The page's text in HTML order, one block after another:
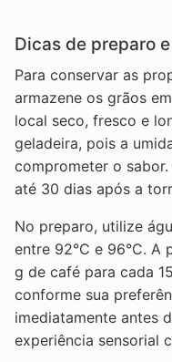
Dicas de preparo
Para conservar as
armazene os grãos
local seco, fresco e
geladeira, pois a
comprometer o
até 30 dias após a
No preparo, utilize
entre 92°C e 96°C. A
g de café para cada
conforme sua
imediatamente antes
experiência sensorial